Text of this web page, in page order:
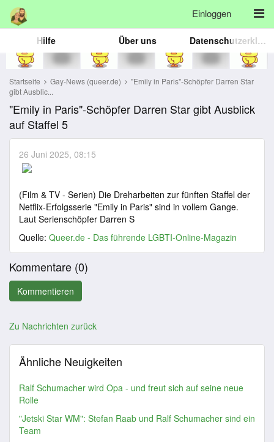
Einloggen
Hilfe Über uns Datenschutzerklärung
Startseite Gay-News (queer.de)
"Emily in Paris"-Schöpfer Darren Star
gibt Ausblic...
"Emily in Paris"-Schöpfer Darren Star gibt Ausblick
auf Staffel 5
26 Juni 2025, 08:15
(Film & TV - Serien) Die Dreharbeiten zur fünften Staffel der
Netflix-Erfolgsserie "Emily in Paris" sind in vollem Gange.
Laut Serienschöpfer Darren S
Quelle: Queer.de - Das führende LGBTI-Online-Magazin
Kommentare (0)
Zu Nachrichten zurück
Ähnliche Neuigkeiten
Ralf Schumacher wird Opa - und freut sich auf seine neue
Rolle
"Jetski Star WM": Stefan Raab und Ralf Schumacher sind ein
Team